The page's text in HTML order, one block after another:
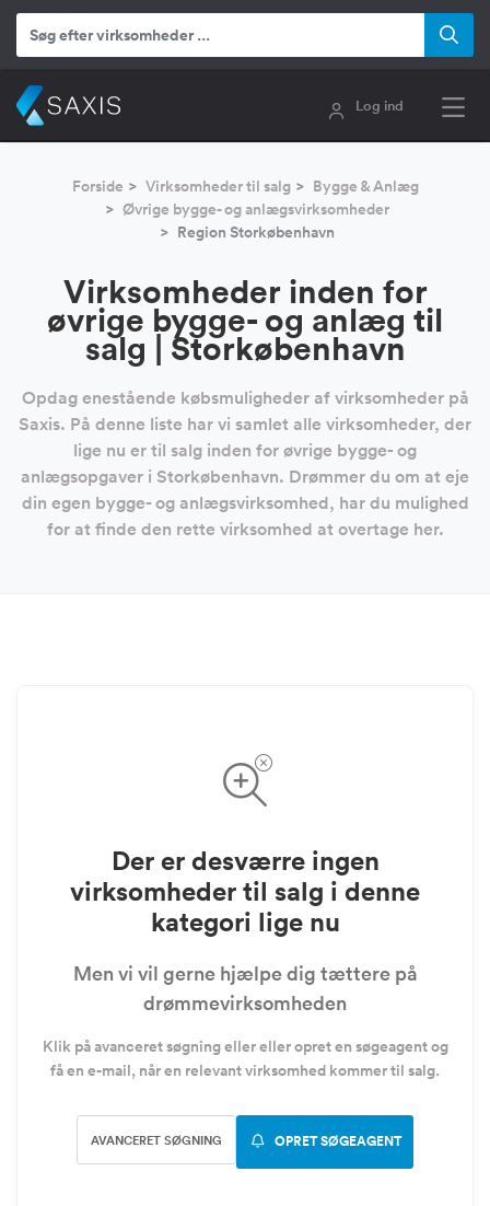
Log ind
Forside Virksomheder til salg
Bygge & Anlæg
Øvrige bygge- og anlægsvirksomheder
Region Storkøbenhavn
Virksomheder inden for
øvrige bygge- og anlæg til
salg | Storkøbenhavn
Opdag enestående købsmuligheder af virksomheder på
Saxis. På denne liste har vi samlet alle virksomheder, der
lige nu er til salg inden for øvrige bygge- og
anlægsopgaver i Storkøbenhavn. Drømmer du om at eje
din egen bygge- og anlægsvirksomhed, har du mulighed
for at finde den rette virksomhed at overtage her.
Der er desværre ingen
virksomheder til salg i denne
kategori lige nu
Men vi vil gerne hjælpe dig tættere på
drømmevirksomheden
Klik på avanceret søgning eller eller opret en søgeagent og
få en e-mail, når en relevant virksomhed kommer til salg.
AVANCERET SØGNING OPRET SØGEAGENT